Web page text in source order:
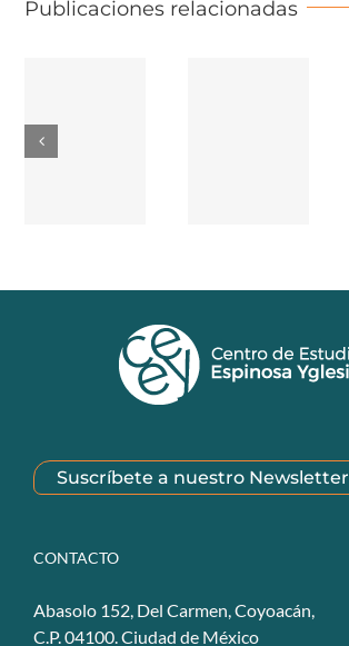
Publicaciones relacionadas
Suscríbete a nuestro Newsletter
CONTACTO
Abasolo 152, Del Carmen, Coyoacán,
C.P. 04100. Ciudad de México